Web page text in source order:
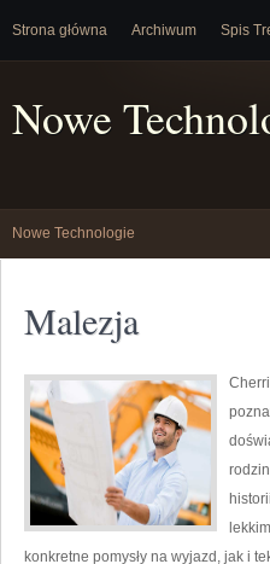
Strona główna Archiwum Spis
Nowe
Nowe Technologie
Malezja
konkretne pomysły na wyjazd, jak i